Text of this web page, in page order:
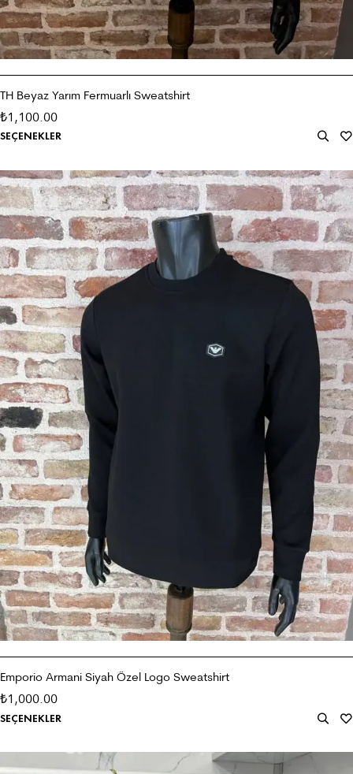
TH Beyaz Yarım Fermuarlı Sweatshirt
₺1,100.00
SEÇENEKLER
Emporio Armani Siyah Özel Logo Sweatshirt
₺1,000.00
SEÇENEKLER